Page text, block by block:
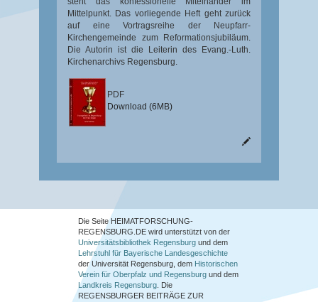
Mittelpunkt. Das vorliegende Heft geht zurück
auf eine Vortragsreihe der Neupfarr-
Kirchengemeinde zum Reformationsjubiläum.
Die Autorin ist die Leiterin des Evang.-Luth.
Kirchenarchivs Regensburg.
PDF
Download (6MB)
Die Seite HEIMATFORSCHUNG-
REGENSBURG.DE wird unterstützt von der
Universitätsbibliothek Regensburg und dem
Lehrstuhl für Bayerische Landesgeschichte
der Universität Regensburg, dem Historischen
Verein für Oberpfalz und Regensburg und dem
Landkreis Regensburg . Die
REGENSBURGER BEITRÄGE ZUR